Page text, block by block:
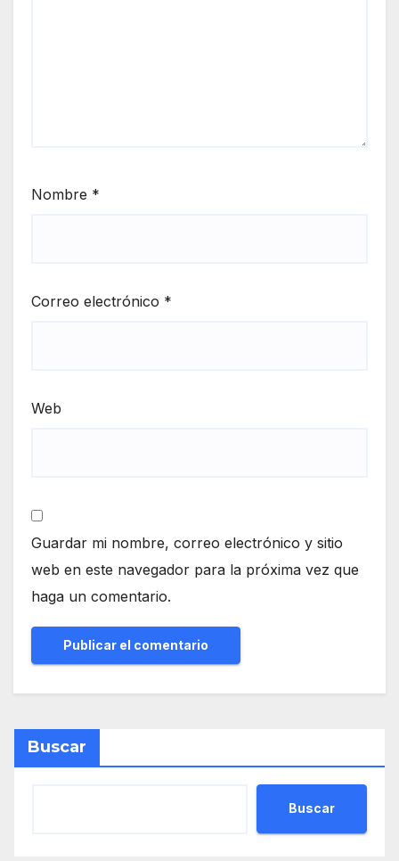
Nombre *
Correo electrónico *
Web
Guardar mi nombre, correo electrónico y sitio
web en este navegador para la próxima vez que
haga un comentario.
Buscar
Buscar